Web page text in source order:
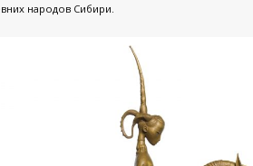
народов Сибири.